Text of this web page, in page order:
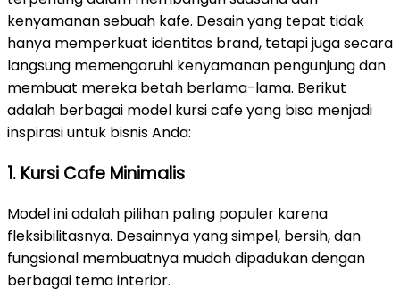
kenyamanan sebuah kafe. Desain yang tepat tidak
hanya memperkuat identitas brand, tetapi juga secara
langsung memengaruhi kenyamanan pengunjung dan
membuat mereka betah berlama-lama. Berikut
adalah berbagai model kursi cafe yang bisa menjadi
inspirasi untuk bisnis Anda:
1. Kursi Cafe Minimalis
Model ini adalah pilihan paling populer karena
fleksibilitasnya. Desainnya yang simpel, bersih, dan
fungsional membuatnya mudah dipadukan dengan
berbagai tema interior.